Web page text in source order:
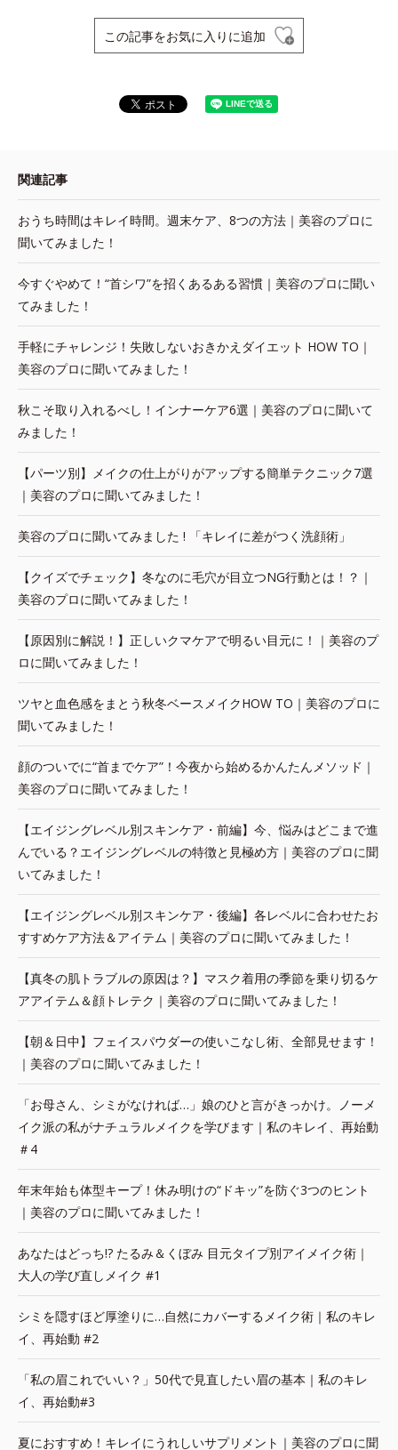
この記事をお気に入りに追加
関連記事
おうち時間はキレイ時間。週末ケア、8つの方法｜美容のプロに
聞いてみました！
今すぐやめて！“首シワ”を招くあるある習慣｜美容のプロに聞い
てみました！
手軽にチャレンジ！失敗しないおきかえダイエット HOW TO｜
美容のプロに聞いてみました！
秋こそ取り入れるべし！インナーケア6選｜美容のプロに聞いて
みました！
【パーツ別】メイクの仕上がりがアップする簡単テクニック7選
｜美容のプロに聞いてみました！
美容のプロに聞いてみました ! 「キレイに差がつく洗顔術」
【クイズでチェック】冬なのに毛穴が目立つNG行動とは！？｜
美容のプロに聞いてみました！
【原因別に解説！】正しいクマケアで明るい目元に！｜美容のプ
ロに聞いてみました！
ツヤと血色感をまとう秋冬ベースメイクHOW TO｜美容のプロに
聞いてみました！
顔のついでに“首までケア”！今夜から始めるかんたんメソッド｜
美容のプロに聞いてみました！
【エイジングレベル別スキンケア・前編】今、悩みはどこまで進
んでいる？エイジングレベルの特徴と見極め方｜美容のプロに聞
いてみました！
【エイジングレベル別スキンケア・後編】各レベルに合わせたお
すすめケア方法＆アイテム｜美容のプロに聞いてみました！
【真冬の肌トラブルの原因は？】マスク着用の季節を乗り切るケ
アアイテム＆顔トレテク｜美容のプロに聞いてみました！
【朝＆日中】フェイスパウダーの使いこなし術、全部見せます！
｜美容のプロに聞いてみました！
「お母さん、シミがなければ…」娘のひと言がきっかけ。ノーメ
イク派の私がナチュラルメイクを学びます｜私のキレイ、再始動
＃4
年末年始も体型キープ！休み明けの“ドキッ”を防ぐ3つのヒント
｜美容のプロに聞いてみました！
あなたはどっち!? たるみ＆くぼみ 目元タイプ別アイメイク術｜
大人の学び直しメイク #1
シミを隠すほど厚塗りに…自然にカバーするメイク術｜私のキレ
イ、再始動 #2
「私の眉これでいい？」50代で見直したい眉の基本｜私のキレ
イ、再始動#3
夏におすすめ！キレイにうれしいサプリメント｜美容のプロに聞